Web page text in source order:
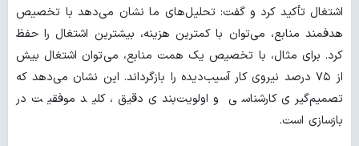
اشتغال تأکید کرد و گفت: تحلیل‌های ما نشان می‌دهد با تخصیص
هدفمند منابع، می‌توان با کمترین هزینه، بیشترین اشتغال را حفظ
کرد. برای مثال، با تخصیص یک همت منابع، می‌توان اشتغال بیش
از ۷۵ درصد نیروی کار آسیب‌دیده را بازگرداند. این نشان می‌دهد که
تصمیم‌گیری کارشناسی و اولویت‌بندی دقیق، کلید موفقیت در
بازسازی است.